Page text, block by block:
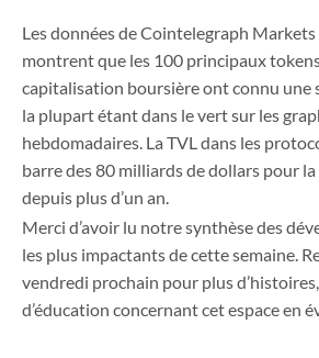
Les données de Cointelegraph
montrent que les 100 principaux
capitalisation boursière ont connu une
la plupart étant dans le vert sur les
hebdomadaires. La TVL dans les
barre des 80 milliards de dollars pour
depuis plus d’un an.
Merci d’avoir lu notre synthèse des
les plus impactants de cette semaine.
vendredi prochain pour plus d’histoires,
d’éducation concernant cet espace en